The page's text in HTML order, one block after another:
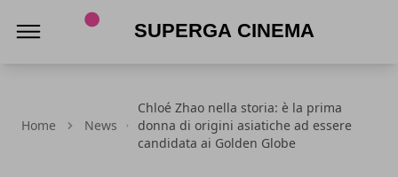
Home News
Chloé Zhao nella storia: è la prima
donna di origini asiatiche ad essere
candidata ai Golden Globe